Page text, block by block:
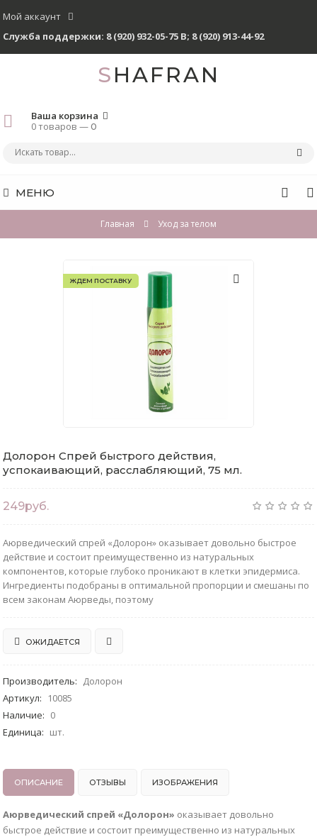
Мой аккаунт
Служба поддержки: 8 (920) 932-05-75 В; 8 (920) 913-44-92
SHAFRAN
Ваша корзина
0 товаров —0
МЕНЮ
Главная Уход за телом
ЖДЕМ ПОСТАВКУ
Долорон Спрей быстрого действия,
успокаивающий, расслабляющий, 75 мл.
249руб.
Аюрведический спрей «Долорон» оказывает довольно быстрое
действие и состоит преимущественно из натуральных
компонентов, которые глубоко проникают в клетки эпидермиса.
Ингредиенты подобраны в оптимальной пропорции и смешаны по
всем законам Аюрведы, поэтому
ОЖИДАЕТСЯ
Производитель:
Долорон
Артикул:
10085
Наличие: 0
Единица: шт.
ОПИСАНИЕ ОТЗЫВЫ ИЗОБРАЖЕНИЯ
Аюрведический спрей «Долорон» оказывает довольно
быстрое действие и состоит преимущественно из натуральных